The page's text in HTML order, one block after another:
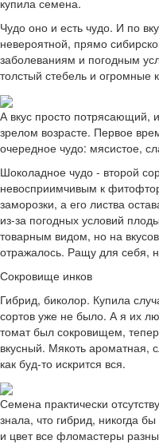
купила семена.
Чудо оно и есть чудо. И по
невероятной, прямо
заболеваниям и погодным
толстый стебель и огромные
А вкус просто потрясающий,
зрелом возрасте. Первое
очередное чудо: мясистое,
Шоколадное чудо - второй
невосприимчивым к
заморозки, а его листва
из-за погодных условий
товарным видом, но на
отражалось. Ращу для себя,
Сокровище инков
Гибрид, биколор. Купила
сортов уже не было. А я их
томат был сокровищем,
вкусный. Мякоть ароматная,
как буд-то искрится вся.
Семена практически
знала, что гибрид, никогда
и цвет все фломастеры